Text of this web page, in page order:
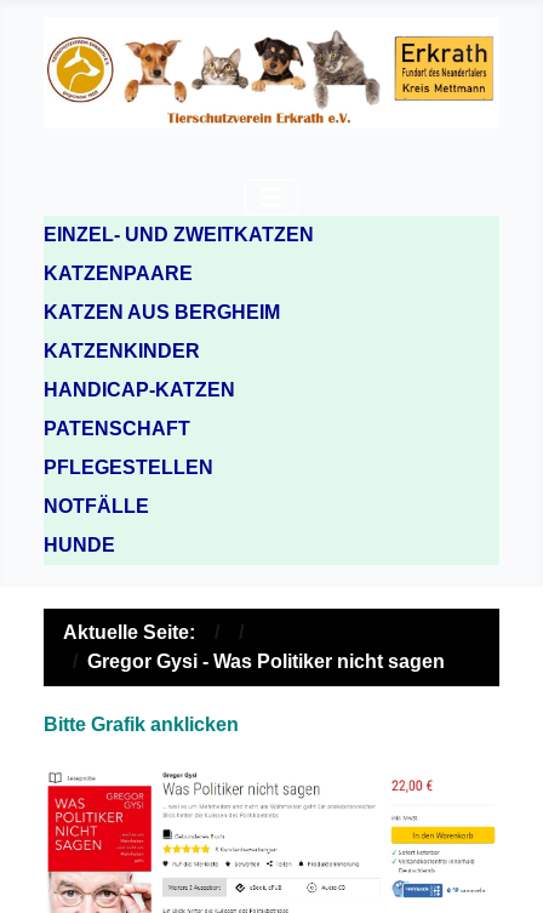
EINZEL- UND ZWEITKATZEN
KATZENPAARE
KATZEN AUS BERGHEIM
KATZENKINDER
HANDICAP-KATZEN
PATENSCHAFT
PFLEGESTELLEN
NOTFÄLLE
HUNDE
Aktuelle Seite:
Gregor Gysi - Was Politiker nicht sagen
Bitte Grafik anklicken